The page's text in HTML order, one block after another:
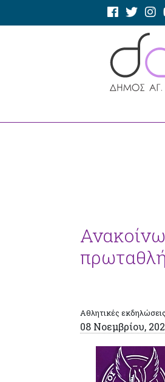
Αθλητικές εκδηλώσεις
08 Νοεμβρίου,